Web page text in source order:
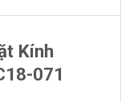
Kính
071